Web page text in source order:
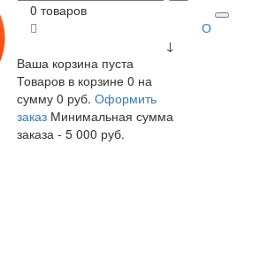
0 товаров
↓
Ваша корзина пуста
Товаров в корзине0 на
сумму0 руб. Оформить
заказ Минимальная сумма
заказа - 5 000 руб.
О